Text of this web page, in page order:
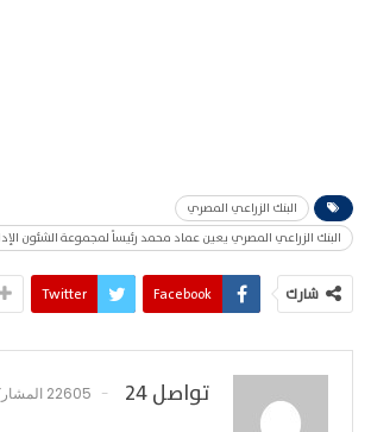
البنك الزراعي المصري
البنك الزراعي المصري يعين عماد محمد رئيساً لمجموعة الشئون
شارك Facebook
Twitter
تواصل 24 22605 المشاركات